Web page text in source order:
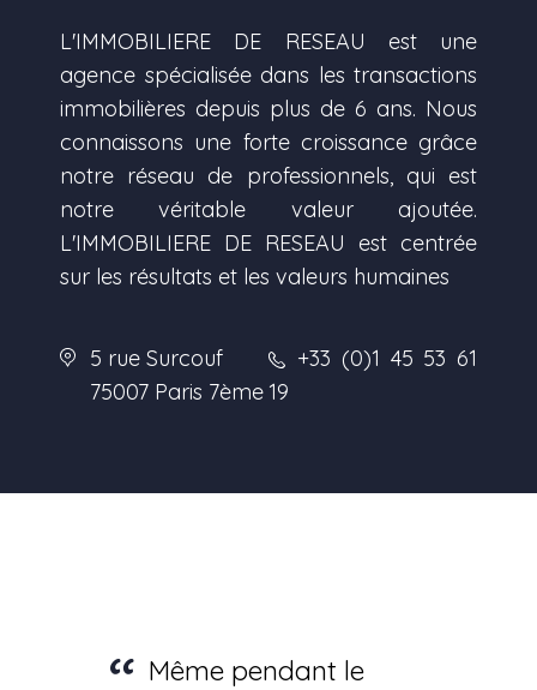
L'IMMOBILIERE DE RESEAU est une
agence spécialisée dans les transactions
immobilières depuis plus de 6 ans. Nous
connaissons une forte croissance grâce
notre réseau de professionnels, qui est
notre véritable valeur ajoutée.
L'IMMOBILIERE DE RESEAU est centrée
sur les résultats et les valeurs humaines
5 rue Surcouf
75007 Paris 7ème
+33 (0)1 45 53 61
19
Même pendant le